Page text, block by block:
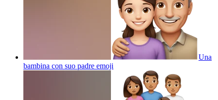
Una
bambina con suo padre emoji